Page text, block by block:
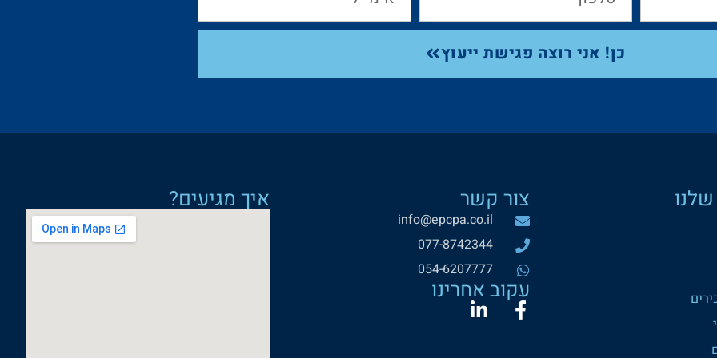
כן! אני רוצה פגישת ייעוץ
צור קשר
info@epcpa.co.il
077-8742344‬
054-6207777
עקוב אחרינו
איך מגיעים?